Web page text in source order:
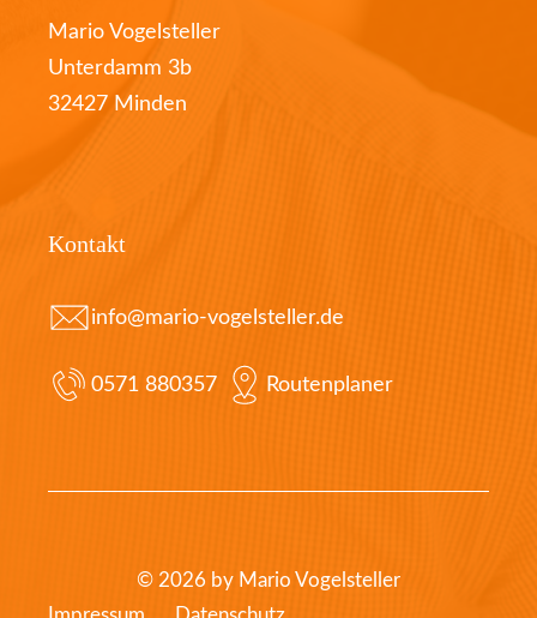
Mario Vogelsteller
Unterdamm 3b
32427 Minden
Kontakt
info@mario-vogelsteller.de
0571 880357 Routenplaner
© 2026 by Mario Vogelsteller